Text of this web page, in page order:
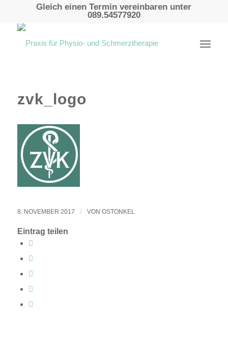
Gleich einen Termin vereinbaren unter
089.54577920
zvk_logo
8. NOVEMBER 2017 / VON OSTONKEL
Eintrag teilen